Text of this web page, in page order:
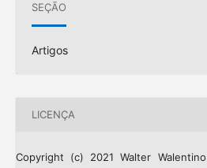
SEÇÃO
Artigos
LICENÇA
Copyright (c) 2021 Walter